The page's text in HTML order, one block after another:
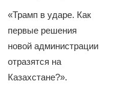
«Трамп в ударе. Как
первые решения
новой администрации
отразятся на
Казахстане?».